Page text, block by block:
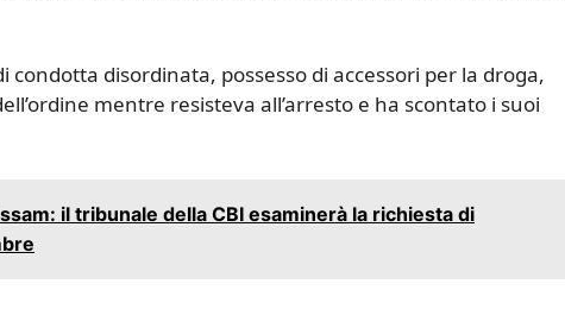
disordinata, possesso di accessori per la droga,
mentre resisteva all’arresto e ha scontato i suoi
il tribunale della CBI esaminerà la richiesta di